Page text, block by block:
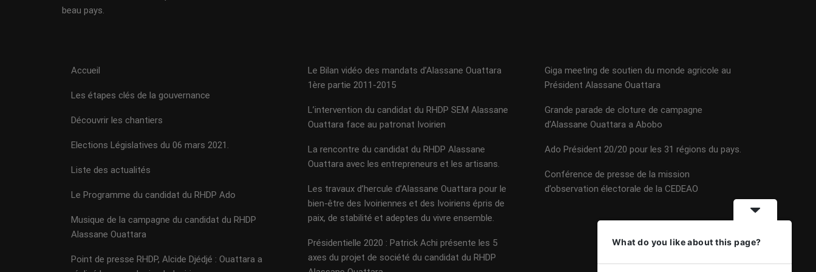
beau pays.
Accueil
Les étapes clés de la gouvernance
Découvrir les chantiers
Elections Législatives du 06 mars 2021.
Liste des actualités
Le Programme du candidat du RHDP Ado
Musique de la campagne du candidat du RHDP
Alassane Ouattara
Point de presse RHDP, Alcide Djédjé : Ouattara a
Le Bilan vidéo des mandats d’Alassane Ouattara
1ère partie 2011-2015
L’intervention du candidat du RHDP SEM Alassane
Ouattara face au patronat Ivoirien
La rencontre du candidat du RHDP Alassane
Ouattara avec les entrepreneurs et les artisans.
Les travaux d’hercule d’Alassane Ouattara pour le
bien-être des Ivoiriennes et des Ivoiriens épris de
paix, de stabilité et adeptes du vivre ensemble.
Présidentielle 2020 : Patrick Achi présente les 5
axes du projet de société du candidat du RHDP
Giga meeting de soutien du monde agricole au
Président Alassane Ouattara
Grande parade de cloture de campagne
d’Alassane Ouattara a Abobo
Ado Président 20/20 pour les 31 régions du pays.
Conférence de presse de la mission
d’observation électorale de la CEDEAO
What do you like about this page?